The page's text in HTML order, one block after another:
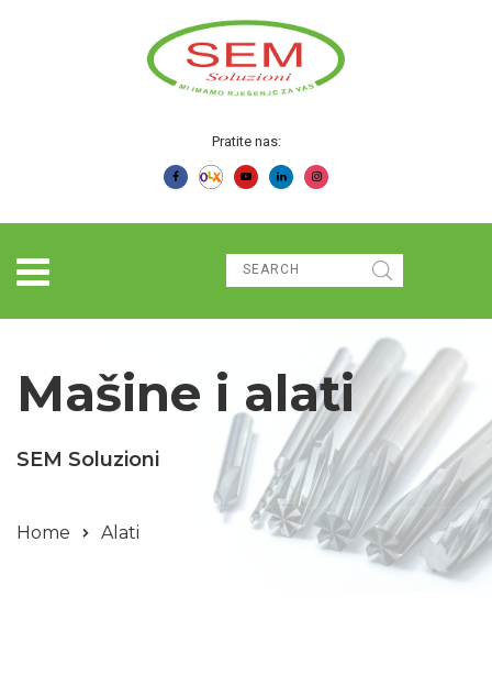
Pratite nas:
Mašine i alati
SEM Soluzioni
Home Alati